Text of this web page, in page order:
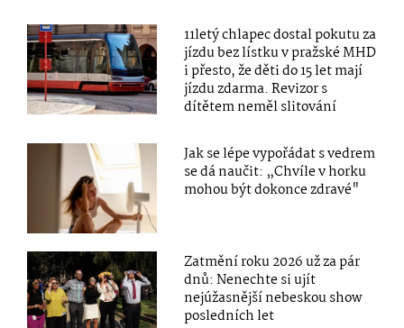
11letý chlapec dostal pokutu za
jízdu bez lístku v pražské MHD
i přesto, že děti do 15 let mají
jízdu zdarma. Revizor s
dítětem neměl slitování
Jak se lépe vypořádat s vedrem
se dá naučit: „Chvíle v horku
mohou být dokonce zdravé"
Zatmění roku 2026 už za pár
dnů: Nenechte si ujít
nejúžasnější nebeskou show
posledních let